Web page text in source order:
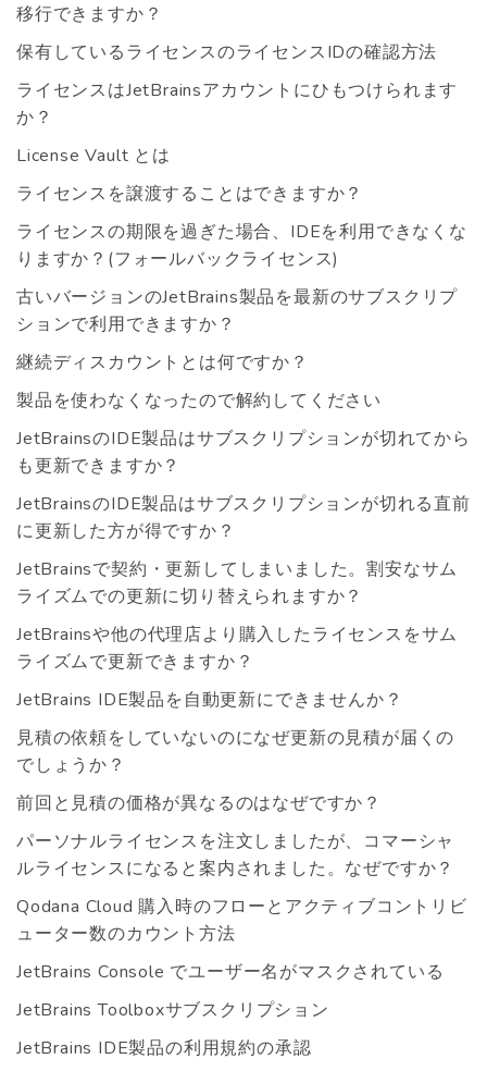
移行できますか？
保有しているライセンスのライセンスIDの確認方法
ライセンスはJetBrainsアカウントにひもつけられます
か？
License Vault とは
ライセンスを譲渡することはできますか？
ライセンスの期限を過ぎた場合、IDEを利用できなくな
りますか？(フォールバックライセンス)
古いバージョンのJetBrains製品を最新のサブスクリプ
ションで利用できますか？
継続ディスカウントとは何ですか？
製品を使わなくなったので解約してください
JetBrainsのIDE製品はサブスクリプションが切れてから
も更新できますか？
JetBrainsのIDE製品はサブスクリプションが切れる直前
に更新した方が得ですか？
JetBrainsで契約・更新してしまいました。割安なサム
ライズムでの更新に切り替えられますか？
JetBrainsや他の代理店より購入したライセンスをサム
ライズムで更新できますか？
JetBrains IDE製品を自動更新にできませんか？
見積の依頼をしていないのになぜ更新の見積が届くの
でしょうか？
前回と見積の価格が異なるのはなぜですか？
パーソナルライセンスを注文しましたが、コマーシャ
ルライセンスになると案内されました。なぜですか？
Qodana Cloud 購入時のフローとアクティブコントリビ
ューター数のカウント方法
JetBrains Console でユーザー名がマスクされている
JetBrains Toolboxサブスクリプション
JetBrains IDE製品の利用規約の承認